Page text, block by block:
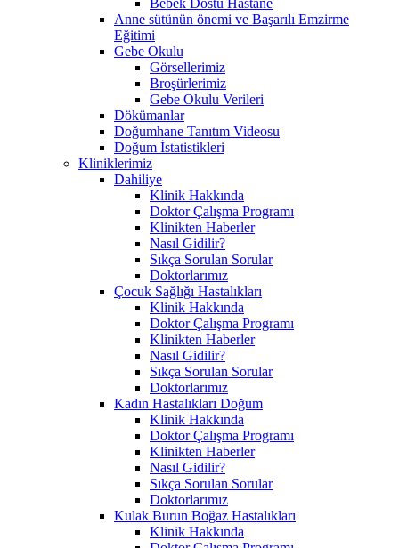
Anne sütünün önemi ve Başarılı Emzirme
Eğitimi
Gebe Okulu
Görsellerimiz
Broşürlerimiz
Gebe Okulu Verileri
Dökümanlar
Doğumhane Tanıtım Videosu
Doğum İstatistikleri
Kliniklerimiz
Dahiliye
Klinik Hakkında
Doktor Çalışma Programı
Klinikten Haberler
Nasıl Gidilir?
Sıkça Sorulan Sorular
Doktorlarımız
Çocuk Sağlığı Hastalıkları
Klinik Hakkında
Doktor Çalışma Programı
Klinikten Haberler
Nasıl Gidilir?
Sıkça Sorulan Sorular
Doktorlarımız
Kadın Hastalıkları Doğum
Klinik Hakkında
Doktor Çalışma Programı
Klinikten Haberler
Nasıl Gidilir?
Sıkça Sorulan Sorular
Doktorlarımız
Kulak Burun Boğaz Hastalıkları
Klinik Hakkında